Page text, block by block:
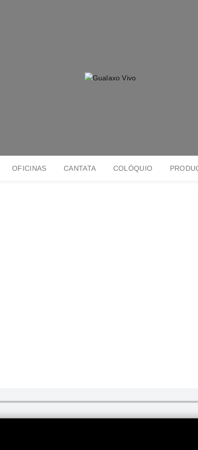
OFICINAS CANTATA COLÓQUIO